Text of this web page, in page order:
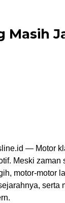
Masih
— Motor
Meski zaman
motor-motor
serta